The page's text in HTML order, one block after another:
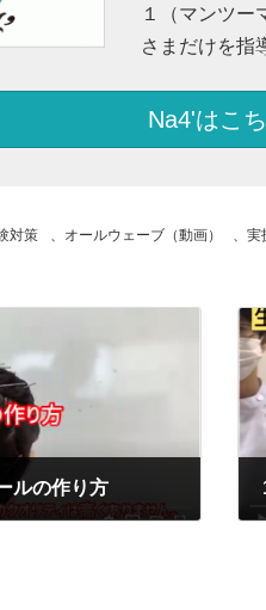
１（マンツー
さまだけを指
Na4'はこ
対策 、 オールウェーブ（動画） 、実
ルの作り方